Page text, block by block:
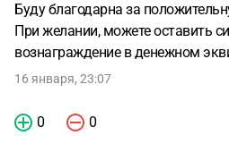
Буду благодарна за
При желании, можете оставить
вознаграждение в денежном
16 января, 23:07
0 0